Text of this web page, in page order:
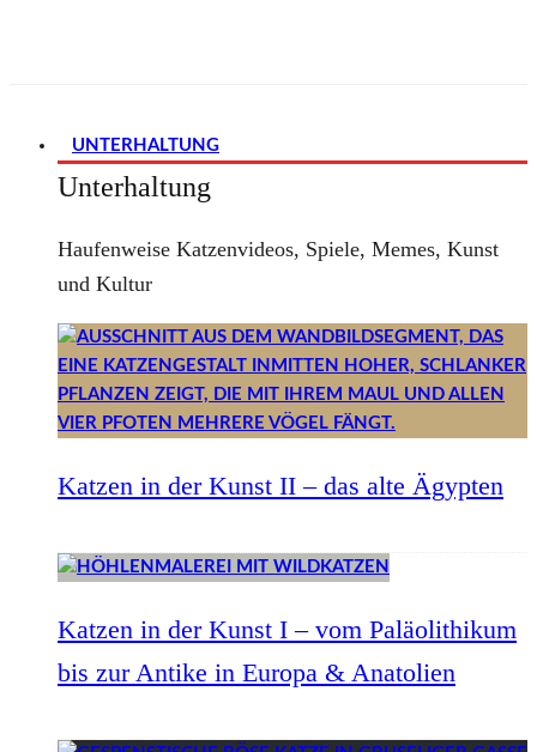
UNTERHALTUNG
Unterhaltung
Haufenweise Katzenvideos, Spiele, Memes, Kunst
und Kultur
Katzen in der Kunst II – das alte Ägypten
Katzen in der Kunst I – vom Paläolithikum
bis zur Antike in Europa & Anatolien